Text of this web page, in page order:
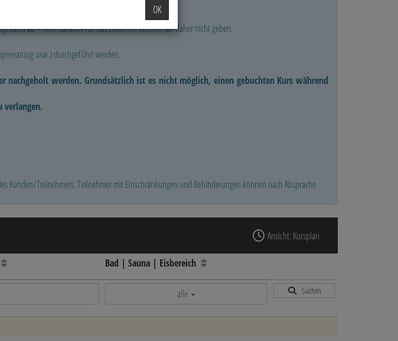
ab – eine Garantie für das Bestehen können wir daher nicht geben.
usw.) durchgeführt werden.
nachgeholt werden. Grundsätzlich ist es nicht möglich, einen gebuchten Kurs während
verlangen.
Kunden/Teilnehmers. Teilnehmer mit Einschränkungen und Behinderungen können nach Absprache
Ansicht: Kursplan
Bad | Sauna | Eisbereich
alle Suchen
OK